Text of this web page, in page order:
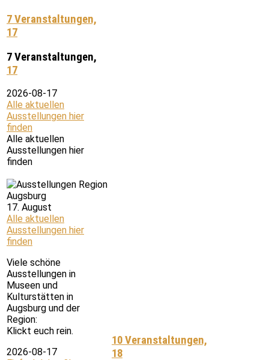
7 Veranstaltungen,
17
7 Veranstaltungen,
17
2026-08-17
Alle aktuellen
Ausstellungen hier
finden
Alle aktuellen
Ausstellungen hier
finden
17. August
Alle aktuellen
Ausstellungen hier
finden
Viele schöne
Ausstellungen in
Museen und
Kulturstätten in
Augsburg und der
Region:
Klickt euch rein.
2026-08-17
10 Veranstaltungen,
18